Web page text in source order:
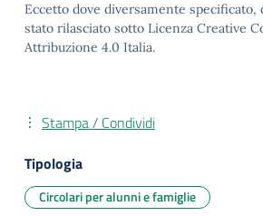
Eccetto dove diversamente specificato,
stato rilasciato sotto Licenza Creative
Attribuzione 4.0 Italia.
Stampa / Condividi
Tipologia
Circolari per alunni e famiglie